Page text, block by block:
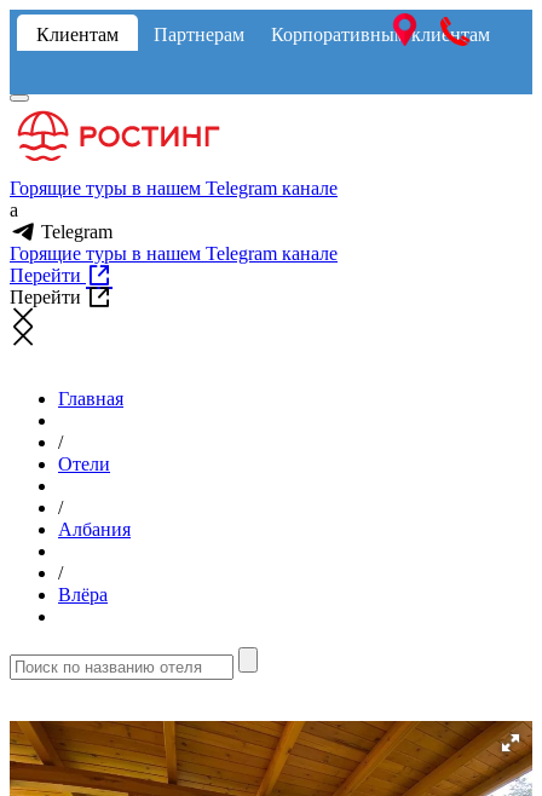
Клиентам Партнерам Корпоративным клиентам
Горящие туры в нашем Telegram канале
a
Telegram
Горящие туры в нашем Telegram канале
Перейти
Перейти
Главная
/
Отели
/
Албания
/
Влёра